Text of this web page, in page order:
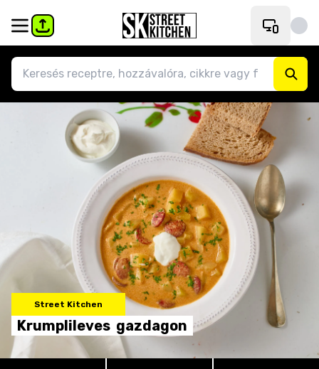
Street Kitchen
Krumplileves gazdagon